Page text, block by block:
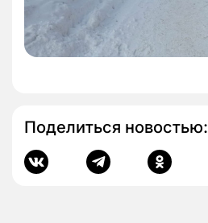
Поделиться новостью: